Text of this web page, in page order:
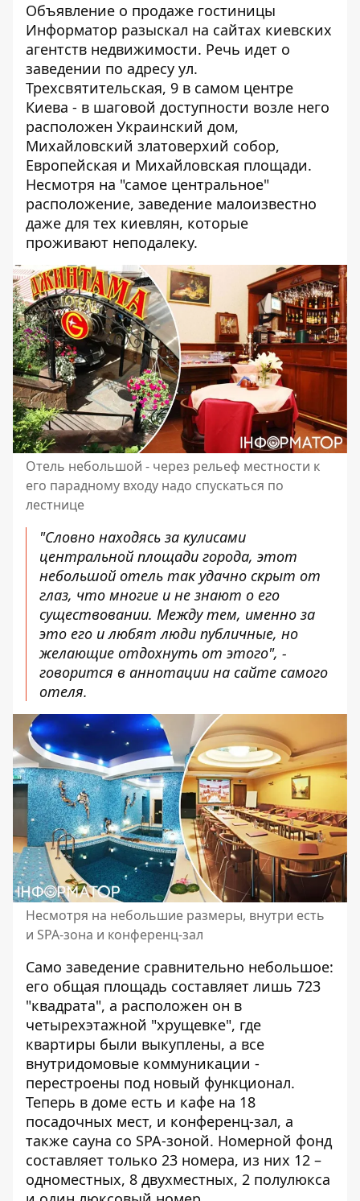
Объявление о продаже гостиницы
Информатор разыскал на сайтах киевских
агентств недвижимости. Речь идет о
заведении по адресу ул.
Трехсвятительская, 9 в самом центре
Киева - в шаговой доступности возле него
расположен Украинский дом,
Михайловский златоверхий собор,
Европейская и Михайловская площади.
Несмотря на "самое центральное"
расположение, заведение малоизвестно
даже для тех киевлян, которые
проживают неподалеку.
Отель небольшой - через рельеф местности к
его парадному входу надо спускаться по
лестнице
"Словно находясь за кулисами
центральной площади города, этот
небольшой отель так удачно скрыт от
глаз, что многие и не знают о его
существовании. Между тем, именно за
это его и любят люди публичные, но
желающие отдохнуть от этого", -
говорится в аннотации на сайте самого
отеля.
Несмотря на небольшие размеры, внутри есть
и SPA-зона и конференц-зал
Само заведение сравнительно небольшое:
его общая площадь составляет лишь 723
"квадрата", а расположен он в
четырехэтажной "хрущевке", где
квартиры были выкуплены, а все
внутридомовые коммуникации -
перестроены под новый функционал.
Теперь в доме есть и кафе на 18
посадочных мест, и конференц-зал, а
также сауна со SPA-зоной. Номерной фонд
составляет только 23 номера, из них 12 –
одноместных, 8 двухместных, 2 полулюкса